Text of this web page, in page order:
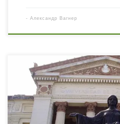
- Александр Вагнер
И на этот раз без отдельных
Летел я недавно во
достопочтенной немецкой
Рассуждал «себе под нос»,